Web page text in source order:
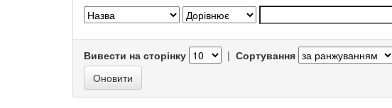
Вивести на сторінку | Сортування